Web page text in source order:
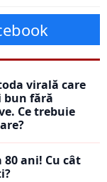
virală care
bun fără
Ce trebuie
80 ani! Cu cât